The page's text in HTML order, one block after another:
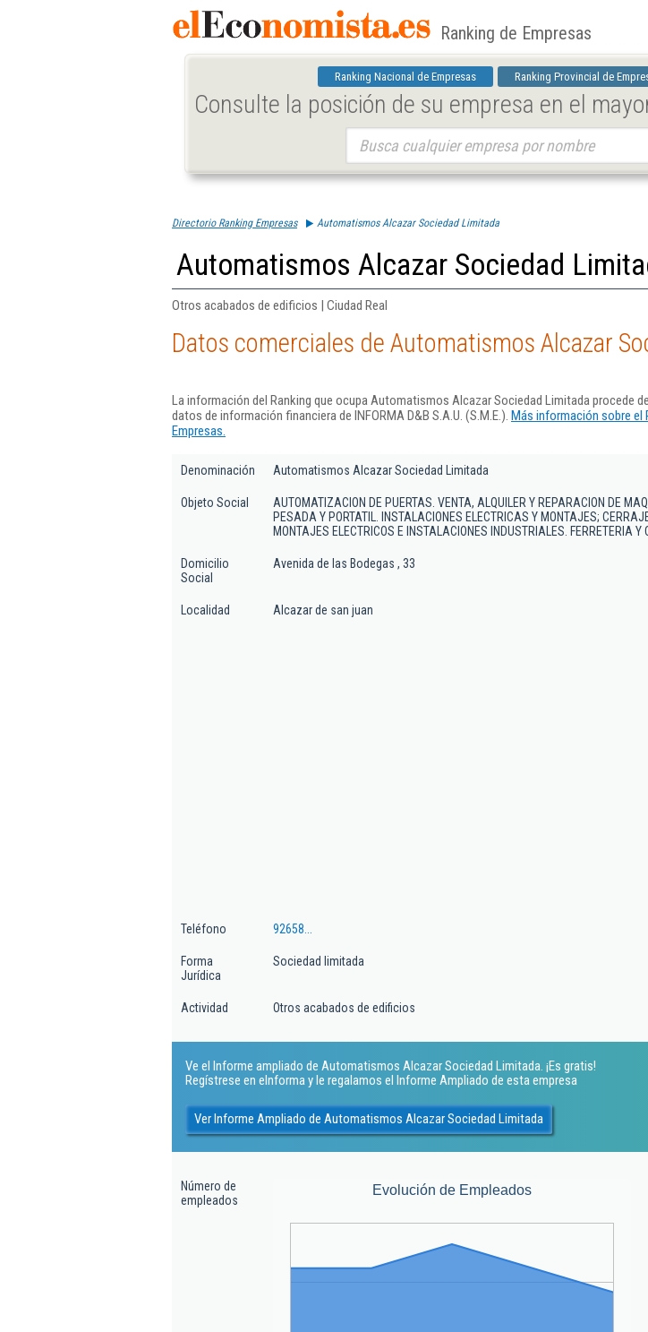
Ranking de Empresas
Ranking Nacional de Empresas Ranking Provincial de
Consulte la posición de su empresa en el
Directorio Ranking Empresas Automatismos Alcazar Sociedad Limitada
Automatismos Alcazar Sociedad
Otros acabados de edificios | Ciudad Real
Datos comerciales de Automatismos Alcazar
La información del Ranking que ocupa Automatismos Alcazar Sociedad Limitada procede
datos de información financiera de INFORMA D&B S.A.U. (S.M.E.). Más información sobre el
Empresas.
Denominación Automatismos Alcazar Sociedad Limitada
Objeto Social
AUTOMATIZACION DE PUERTAS. VENTA, ALQUILER Y REPARACION DE
PESADA Y PORTATIL. INSTALACIONES ELECTRICAS Y MONTAJES;
MONTAJES ELECTRICOS E INSTALACIONES INDUSTRIALES. FERRETERIA Y
Domicilio
Social
Avenida de las Bodegas , 33
Localidad Alcazar de san juan
Teléfono 92658...
Forma
Jurídica
Sociedad limitada
Actividad Otros acabados de edificios
Ve el Informe ampliado de Automatismos Alcazar Sociedad Limitada. ¡Es gratis!
Regístrese en eInforma y le regalamos el Informe Ampliado de esta empresa
Ver Informe Ampliado de Automatismos Alcazar Sociedad Limitada
Número de
empleados
Evolución de Empleados